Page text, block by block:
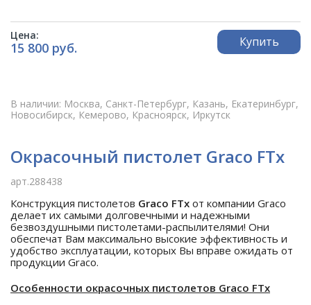
Цена:
15 800 руб. Купить
В наличии: Москва, Санкт-Петербург, Казань, Екатеринбург,
Новосибирск, Кемерово, Красноярск, Иркутск
Окрасочный пистолет Graco FTx
арт.288438
Конструкция пистолетов Graco FTx от компании Graco
делает их самыми долговечными и надежными
безвоздушными пистолетами-распылителями! Они
обеспечат Вам максимально высокие эффективность и
удобство эксплуатации, которых Вы вправе ожидать от
продукции Graco.
Особенности окрасочных пистолетов Graco FTx